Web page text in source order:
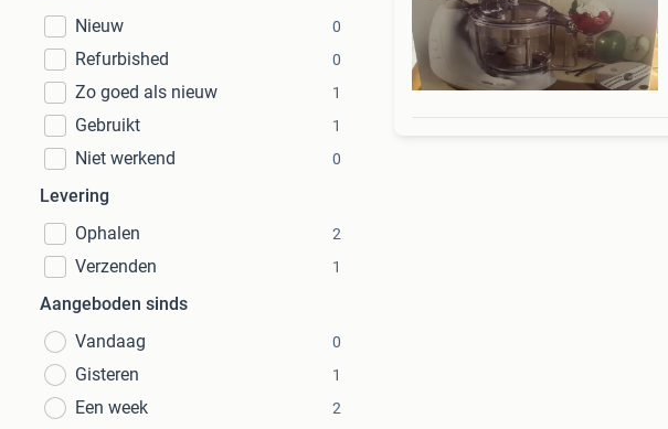
Nieuw
0
Refurbished 0
Zo goed als nieuw 1
Gebruikt 1
Niet werkend 0
Levering
Ophalen
2
Verzenden 1
Aangeboden sinds
Vandaag
0
Gisteren 1
Een week 2